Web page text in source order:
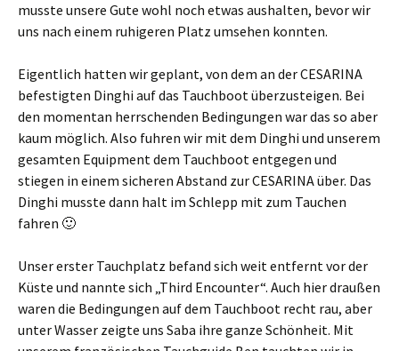
musste unsere Gute wohl noch etwas aushalten, bevor wir
uns nach einem ruhigeren Platz umsehen konnten.
Eigentlich hatten wir geplant, von dem an der CESARINA
befestigten Dinghi auf das Tauchboot überzusteigen. Bei
den momentan herrschenden Bedingungen war das so aber
kaum möglich. Also fuhren wir mit dem Dinghi und unserem
gesamten Equipment dem Tauchboot entgegen und
stiegen in einem sicheren Abstand zur CESARINA über. Das
Dinghi musste dann halt im Schlepp mit zum Tauchen
fahren 🙂
Unser erster Tauchplatz befand sich weit entfernt vor der
Küste und nannte sich „Third Encounter“. Auch hier draußen
waren die Bedingungen auf dem Tauchboot recht rau, aber
unter Wasser zeigte uns Saba ihre ganze Schönheit. Mit